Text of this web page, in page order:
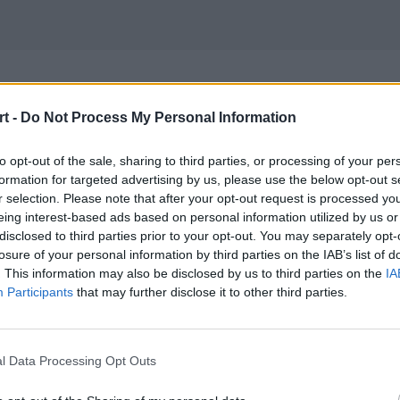
- Do Not Process My Personal Information
opt-out of the sale, sharing to third parties, or processing of your
for targeted advertising by us, please use the below opt-out
selection. Please note that after your opt-out request is processed
interest-based ads based on personal information utilized by us
to third parties prior to your opt-out. You may separately
of your personal information by third parties on the IAB’s list of
This information may also be disclosed by us to third parties on the
Participants that may further disclose it to other third parties.
Data Processing Opt Outs
poza play-
w Ultralidze równolegle
offów w lidze francuskiej. W nim
Skurzyńskiego, a Misfits